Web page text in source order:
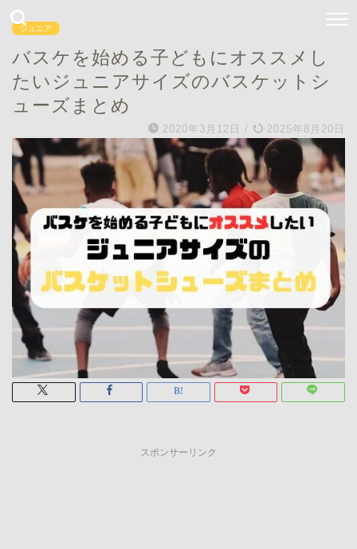
ジュニア
バスケを始める子どもにオススメし
たいジュニアサイズのバスケットシ
ューズまとめ
2020年3月12日 / 2025年8月20日
スポンサーリンク